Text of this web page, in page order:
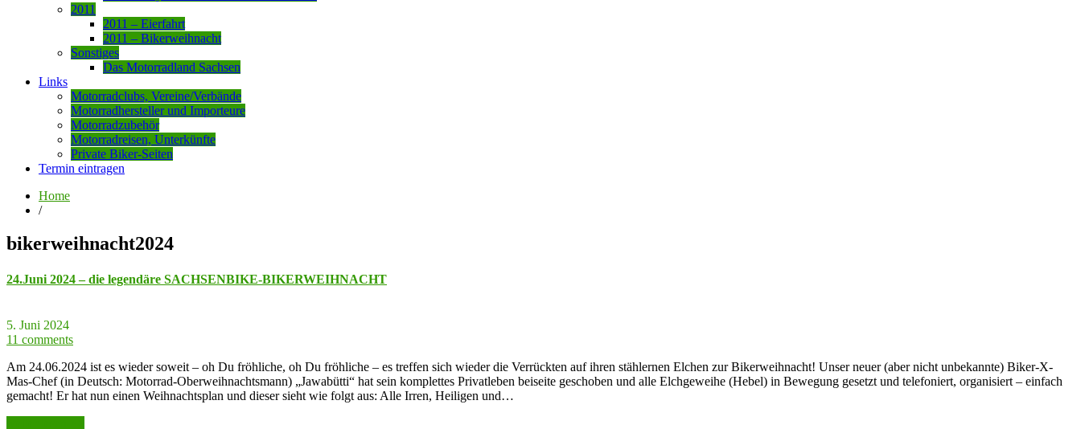
2011
2011 – Eierfahrt
2011 – Bikerweihnacht
Sonstiges
Das Motorradland Sachsen
Links
Motorradclubs, Vereine/Verbände
Motorradhersteller und Importeure
Motorradzubehör
Motorradreisen, Unterkünfte
Private Biker-Seiten
Termin eintragen
Home
/
bikerweihnacht2024
24.Juni 2024 – die legendäre SACHSENBIKE-BIKERWEIHNACHT
5. Juni 2024
11 comments
Am 24.06.2024 ist es wieder soweit – oh Du fröhliche, oh Du fröhliche – es treffen sich wieder die Verrückten auf ihren stählernen Elchen zur Bikerweihnacht! Unser neuer (aber nicht unbekannte) Biker-X-
Mas-Chef (in Deutsch: Motorrad-Oberweihnachtsmann) „Jawabütti“ hat sein komplettes Privatleben beiseite geschoben und alle Elchgeweihe (Hebel) in Bewegung gesetzt und telefoniert, organisiert – einfach
gemacht! Er hat nun einen Weihnachtsplan und dieser sieht wie folgt aus: Alle Irren, Heiligen und…